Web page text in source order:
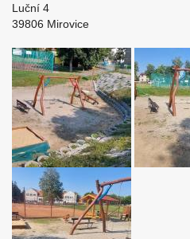
Luční 4
39806 Mirovice